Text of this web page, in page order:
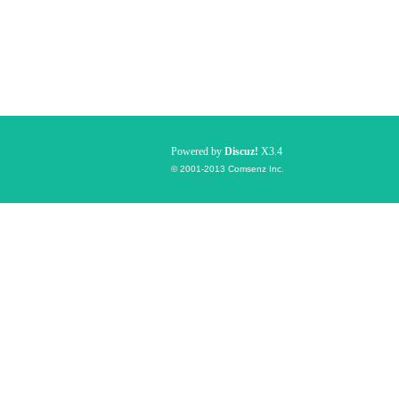
Powered by Discuz! X3.4
© 2001-2013 Comsenz Inc.